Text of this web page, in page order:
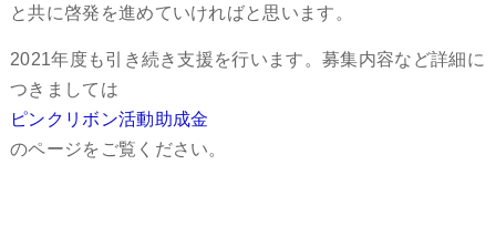
と共に啓発を進めていければと思います。
2021年度も引き続き支援を行います。募集内容など詳細に
つきましては
ピンクリボン活動助成金
のページをご覧ください。